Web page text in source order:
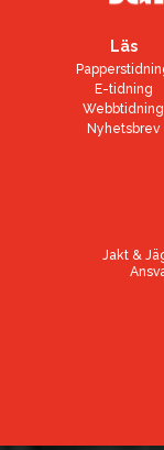
Läs
E-tidning
Webbtidning
Nyhetsbrev
Jakt &